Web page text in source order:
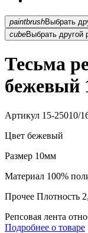
paintbrush
cubeВыбрать другой
Тесьма
бежевый
Артикул 15-25010/
Цвет бежевый
Размер 10мм
Материал 100%
Прочее Плотность
Репсовая лента
Подробнее о товаре